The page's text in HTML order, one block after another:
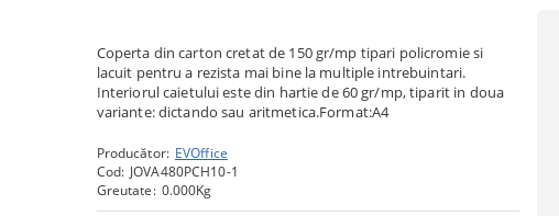
Coperta din carton cretat de 150 gr/mp tipari policromie si
lacuit pentru a rezista mai bine la multiple intrebuintari.
Interiorul caietului este din hartie de 60 gr/mp, tiparit in doua
variante: dictando sau aritmetica.Format:A4
Producător: EVOffice
Cod: JOVA480PCH10-1
Greutate: 0.000Kg